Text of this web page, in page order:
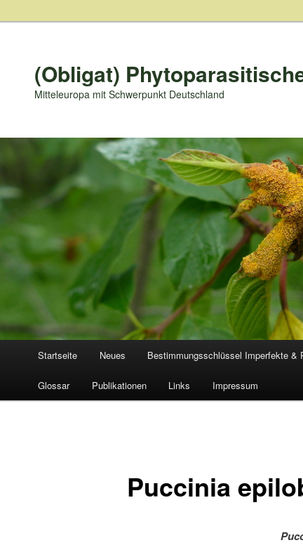
(Obligat)
Mitteleuropa mit Schwerpunkt Deutschland
Startseite Neues Bestimmungsschlüssel Imperfekte &
Glossar Publikationen Links Impressum
Puccinia